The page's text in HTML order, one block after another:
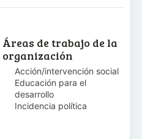
Áreas de trabajo de la
organización
Acción/intervención social
Educación para el
desarrollo
Incidencia política